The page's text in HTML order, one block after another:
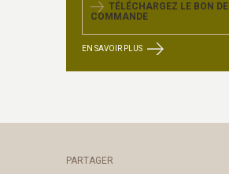
TÉLÉCHARGEZ LE BON DE
COMMANDE
EN SAVOIR PLUS
PARTAGER